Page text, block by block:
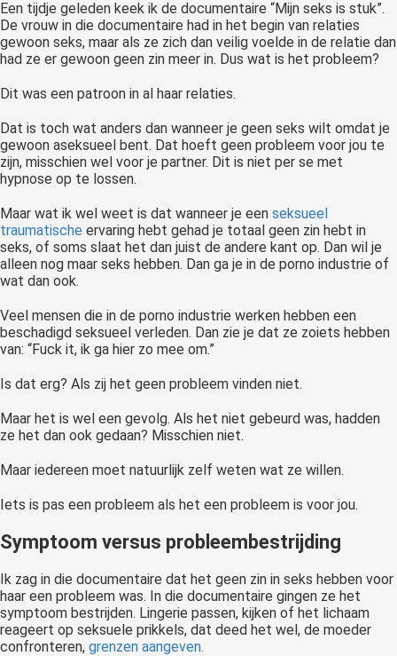
Een tijdje geleden keek ik de documentaire “Mijn seks is stuk”.
De vrouw in die documentaire had in het begin van relaties
gewoon seks, maar als ze zich dan veilig voelde in de relatie dan
had ze er gewoon geen zin meer in. Dus wat is het probleem?
Dit was een patroon in al haar relaties.
Dat is toch wat anders dan wanneer je geen seks wilt omdat je
gewoon aseksueel bent. Dat hoeft geen probleem voor jou te
zijn, misschien wel voor je partner. Dit is niet per se met
hypnose op te lossen.
Maar wat ik wel weet is dat wanneer je een seksueel
traumatische ervaring hebt gehad je totaal geen zin hebt in
seks, of soms slaat het dan juist de andere kant op. Dan wil je
alleen nog maar seks hebben. Dan ga je in de porno industrie of
wat dan ook.
Veel mensen die in de porno industrie werken hebben een
beschadigd seksueel verleden. Dan zie je dat ze zoiets hebben
van: “Fuck it, ik ga hier zo mee om.”
Is dat erg? Als zij het geen probleem vinden niet.
Maar het is wel een gevolg. Als het niet gebeurd was, hadden
ze het dan ook gedaan? Misschien niet.
Maar iedereen moet natuurlijk zelf weten wat ze willen.
Iets is pas een probleem als het een probleem is voor jou.
Symptoom versus probleembestrijding
Ik zag in die documentaire dat het geen zin in seks hebben voor
haar een probleem was. In die documentaire gingen ze het
symptoom bestrijden. Lingerie passen, kijken of het lichaam
reageert op seksuele prikkels, dat deed het wel, de moeder
confronteren, grenzen aangeven.